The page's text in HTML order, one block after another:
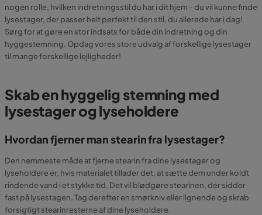
nogen rolle, hvilken indretningsstil du har i dit hjem - du vil kunne finde
lysestager, der passer helt perfekt til den stil, du allerede har i dag!
Sørg for at gøre en stor indsats for både din indretning og din
hyggestemning. Opdag vores store udvalg af forskellige lysestager
til mange forskellige lejligheder!
Skab en hyggelig stemning med
lysestager og lyseholdere
Hvordan fjerner man stearin fra lysestager?
Den nemmeste måde at fjerne stearin fra dine lysestager og
lyseholdere er, hvis materialet tillader det, at sætte dem under koldt
rindende vand i et stykke tid. Det vil blødgøre stearinen, der sidder
fast på lysestagen. Tag derefter en smørkniv eller lignende og skrab
forsigtigt stearinresterne af dine lyseholdere.